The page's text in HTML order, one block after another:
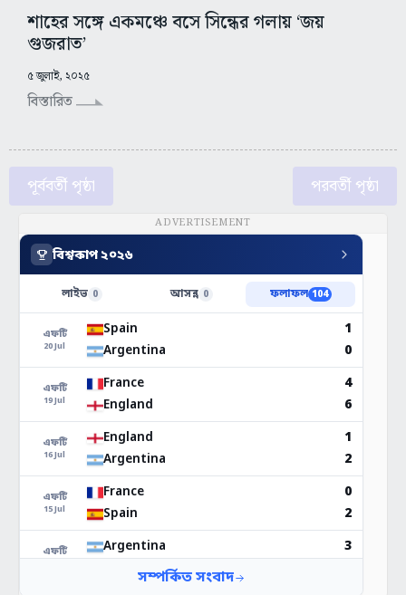
শাহের সঙ্গে একমঞ্চে বসে সিন্ধের গলায় ‘জয়
গুজরাত’
৫ জুলাই, ২০২৫
বিস্তারিত
পূর্ববর্তী পৃষ্ঠা পরবর্তী পৃষ্ঠা
ADVERTISEMENT